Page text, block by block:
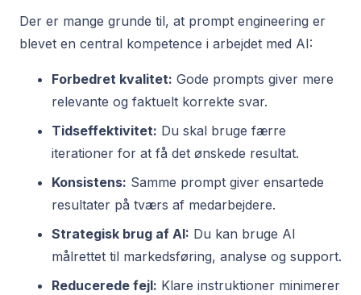
Der er mange grunde til, at prompt engineering er
blevet en central kompetence i arbejdet med AI:
Forbedret kvalitet: Gode prompts giver mere
relevante og faktuelt korrekte svar.
Tidseffektivitet: Du skal bruge færre
iterationer for at få det ønskede resultat.
Konsistens: Samme prompt giver ensartede
resultater på tværs af medarbejdere.
Strategisk brug af AI: Du kan bruge AI
målrettet til markedsføring, analyse og support.
Reducerede fejl: Klare instruktioner minimerer